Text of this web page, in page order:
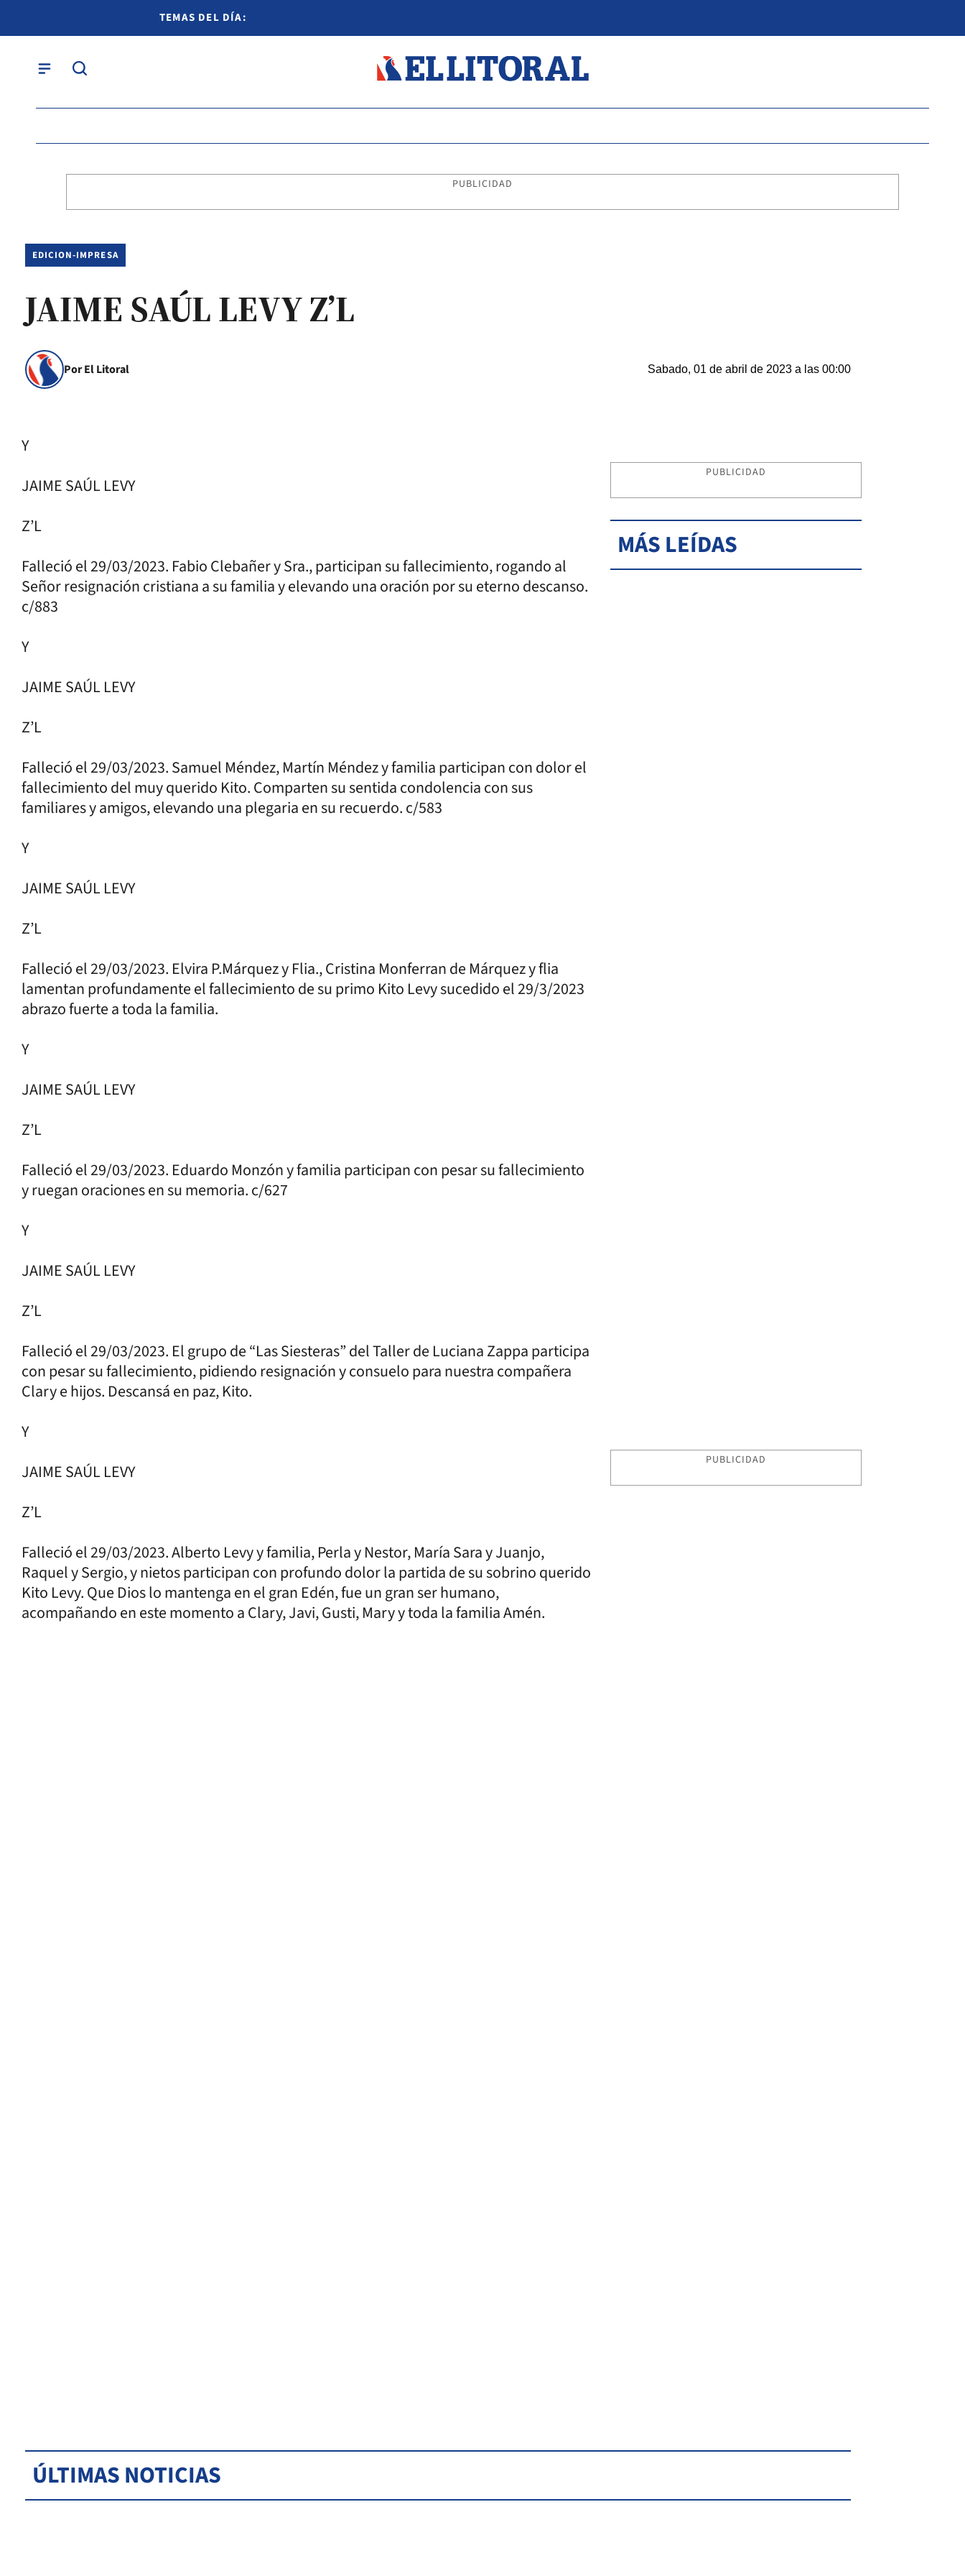
TEMAS DEL DÍA:
PUBLICIDAD
EDICION-IMPRESA
JAIME SAÚL LEVY Z’L
Por El Litoral Sabado, 01 de abril de 2023 a las 00:00
Y
JAIME SAÚL LEVY
Z’L
Falleció el 29/03/2023. Fabio Clebañer y Sra., participan su fallecimiento, rogando al
Señor resignación cristiana a su familia y elevando una oración por su eterno descanso.
c/883
Y
JAIME SAÚL LEVY
Z’L
Falleció el 29/03/2023. Samuel Méndez, Martín Méndez y familia participan con dolor el
fallecimiento del muy querido Kito. Comparten su sentida condolencia con sus
familiares y amigos, elevando una plegaria en su recuerdo. c/583
Y
JAIME SAÚL LEVY
Z’L
Falleció el 29/03/2023. Elvira P.Márquez y Flia., Cristina Monferran de Márquez y flia
lamentan profundamente el fallecimiento de su primo Kito Levy sucedido el 29/3/2023
abrazo fuerte a toda la familia.
Y
JAIME SAÚL LEVY
Z’L
Falleció el 29/03/2023. Eduardo Monzón y familia participan con pesar su fallecimiento
y ruegan oraciones en su memoria. c/627
Y
JAIME SAÚL LEVY
Z’L
Falleció el 29/03/2023. El grupo de “Las Siesteras” del Taller de Luciana Zappa participa
con pesar su fallecimiento, pidiendo resignación y consuelo para nuestra compañera
Clary e hijos. Descansá en paz, Kito.
Y
JAIME SAÚL LEVY
Z’L
Falleció el 29/03/2023. Alberto Levy y familia, Perla y Nestor, María Sara y Juanjo,
Raquel y Sergio, y nietos participan con profundo dolor la partida de su sobrino querido
Kito Levy. Que Dios lo mantenga en el gran Edén, fue un gran ser humano,
acompañando en este momento a Clary, Javi, Gusti, Mary y toda la familia Amén.
PUBLICIDAD
MÁS LEÍDAS
PUBLICIDAD
ÚLTIMAS NOTICIAS